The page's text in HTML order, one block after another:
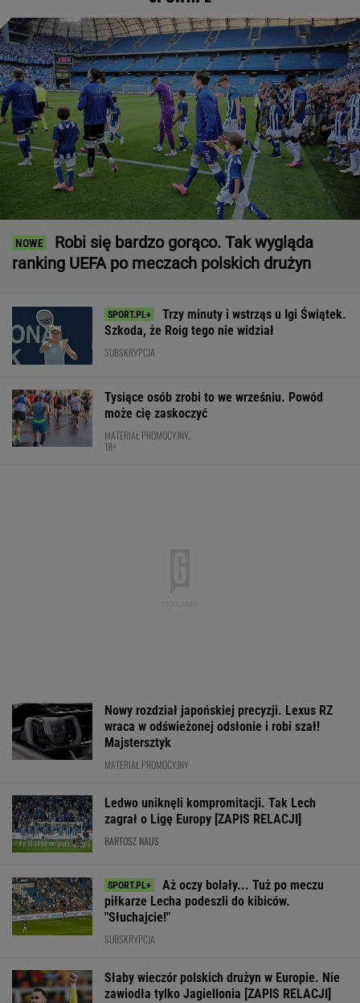
Robi się bardzo gorąco. Tak wygląda
ranking UEFA po meczach polskich drużyn
Trzy minuty i wstrząs u Igi Świątek.
Szkoda, że Roig tego nie widział
SUBSKRYPCJA
Tysiące osób zrobi to we wrześniu. Powód
może cię zaskoczyć
MATERIAŁ PROMOCYJNY,
18+
Nowy rozdział japońskiej precyzji. Lexus RZ
wraca w odświeżonej odsłonie i robi szał!
Majstersztyk
MATERIAŁ PROMOCYJNY
Ledwo uniknęli kompromitacji. Tak Lech
zagrał o Ligę Europy [ZAPIS RELACJI]
BARTOSZ NAUS
Aż oczy bolały... Tuż po meczu
piłkarze Lecha podeszli do kibiców.
"Słuchajcie!"
SUBSKRYPCJA
Słaby wieczór polskich drużyn w Europie. Nie
zawiodła tylko Jagiellonia [ZAPIS RELACJI]